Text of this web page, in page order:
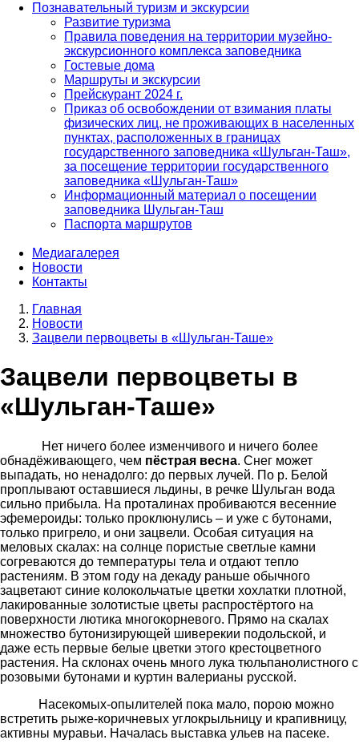
Познавательный туризм и экскурсии
Развитие туризма
Правила поведения на территории музейно-
экскурсионного комплекса заповедника
Гостевые дома
Маршруты и экскурсии
Прейскурант 2024 г.
Приказ об освобождении от взимания платы
физических лиц, не проживающих в населенных
пунктах, расположенных в границах
государственного заповедника «Шульган-Таш»,
за посещение территории государственного
заповедника «Шульган-Таш»
Информационный материал о посещении
заповедника Шульган-Таш
Паспорта маршрутов
Медиагалерея
Новости
Контакты
Строка
навигации
Главная
Новости
Зацвели первоцветы в «Шульган-Таше»
Зацвели первоцветы в
«Шульган-Таше»
Нет ничего более изменчивого и ничего более
обнадёживающего, чем пёстрая весна. Снег может
выпадать, но ненадолго: до первых лучей. По р. Белой
проплывают оставшиеся льдины, в речке Шульган вода
сильно прибыла. На проталинах пробиваются весенние
эфемероиды: только проклюнулись – и уже с бутонами,
только пригрело, и они зацвели. Особая ситуация на
меловых скалах: на солнце пористые светлые камни
согреваются до температуры тела и отдают тепло
растениям. В этом году на декаду раньше обычного
зацветают синие колокольчатые цветки хохлатки плотной,
лакированные золотистые цветы распростёртого на
поверхности лютика многокорневого. Прямо на скалах
множество бутонизирующей шиверекии подольской, и
даже есть первые белые цветки этого крестоцветного
растения. На склонах очень много лука тюльпанолистного с
розовыми бутонами и куртин валерианы русской.
Насекомых-опылителей пока мало, порою можно
встретить рыже-коричневых углокрыльницу и крапивницу,
активны муравьи. Началась выставка ульев на пасеке.